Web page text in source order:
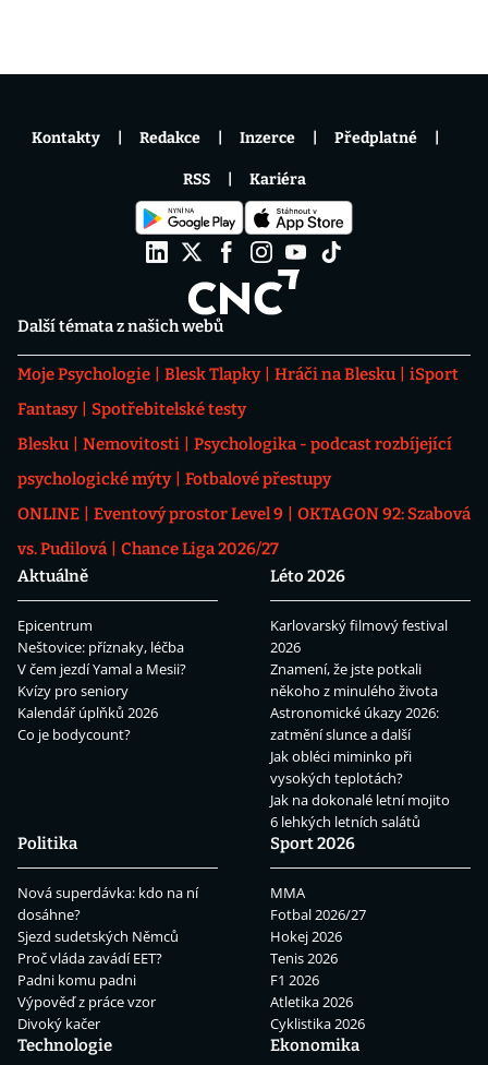
Další témata z našich webů
Moje Psychologie Blesk Tlapky Hráči na Blesku
iSport
Fantasy
Spotřebitelské testy
Blesku
Nemovitosti
Psychologika - podcast rozbíjející
psychologické mýty
Fotbalové přestupy
ONLINE
Eventový prostor Level 9
OKTAGON 92: Szabová
vs. Pudilová
Chance Liga 2026/27
Aktuálně
Epicentrum
Neštovice: příznaky, léčba
V čem jezdí Yamal a Mesii?
Kvízy pro seniory
Kalendář úplňků 2026
Co je bodycount?
Léto 2026
Karlovarský filmový festival
2026
Znamení, že jste potkali
někoho z minulého života
Astronomické úkazy 2026:
zatmění slunce a další
Jak obléci miminko při
vysokých teplotách?
Jak na dokonalé letní mojito
6 lehkých letních salátů
Politika
Nová superdávka: kdo na ní
dosáhne?
Sjezd sudetských Němců
Proč vláda zavádí EET?
Padni komu padni
Výpověď z práce vzor
Divoký kačer
Sport 2026
MMA
Fotbal 2026/27
Hokej 2026
Tenis 2026
F1 2026
Atletika 2026
Cyklistika 2026
Technologie
Ekonomika
Kontakty Redakce Inzerce Předplatné
RSS Kariéra